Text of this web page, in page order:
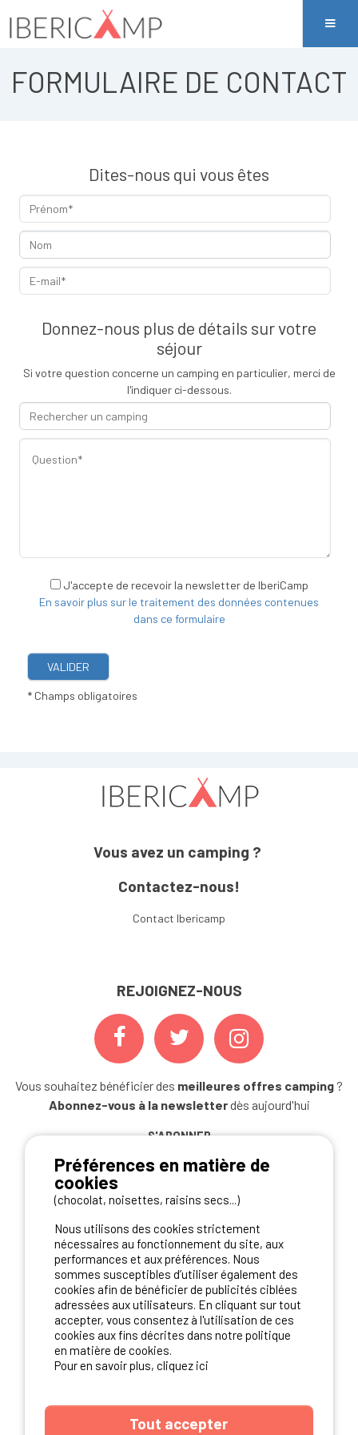
FORMULAIRE DE CONTACT
Dites-nous qui vous êtes
Donnez-nous plus de détails sur votre
séjour
Si votre question concerne un camping en particulier, merci de
l'indiquer ci-dessous.
J'accepte de recevoir la newsletter de IberiCamp
En savoir plus sur le traitement des données contenues
dans ce formulaire
VALIDER
* Champs obligatoires
Vous avez un camping ?
Contactez-nous!
Contact Ibericamp
REJOIGNEZ-NOUS
Vous souhaitez bénéficier des meilleures offres camping ?
Abonnez-vous à la newsletterdès aujourd'hui
S'ABONNER
NOS PARTENAIRES
Préférences en matière de
cookies
(chocolat, noisettes, raisins secs...)
Nous utilisons des cookies strictement
nécessaires au fonctionnement du site, aux
performances et aux préférences. Nous
sommes susceptibles d’utiliser également des
cookies afin de bénéficier de publicités ciblées
adressées aux utilisateurs. En cliquant sur tout
accepter, vous consentez à l'utilisation de ces
cookies aux fins décrites dans notre politique
en matière de cookies.
Pour en savoir plus, cliquez ici
Tout accepter